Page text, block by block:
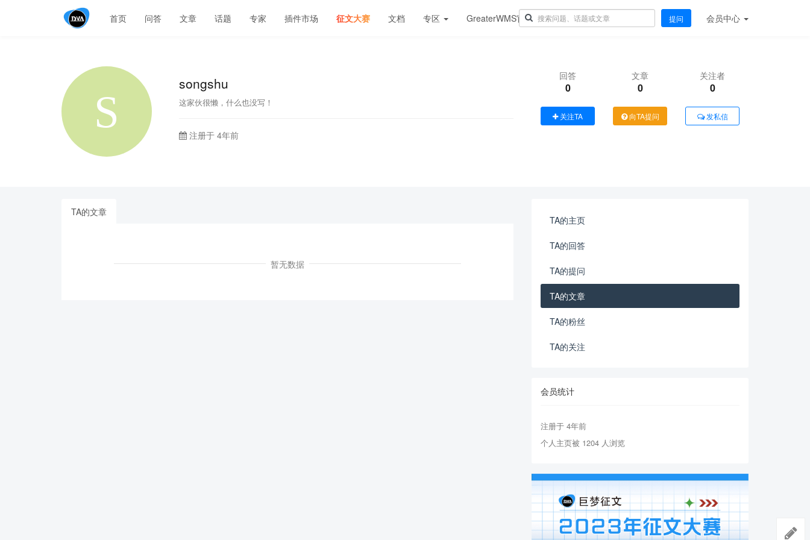
首页 问答 文章 话题 专家 插件市场 征文大赛 文档 专区 GreaterWMS官网 提问 会员中心
songshu
这家伙很懒，什么也没写！
注册于 4年前
回答
0
文章
0
关注者
0
关注TA 向TA提问 发私信
TA的文章
暂无数据
TA的主页
TA的回答
TA的提问
TA的文章
TA的粉丝
TA的关注
会员统计
注册于 4年前
个人主页被 1204 人浏览